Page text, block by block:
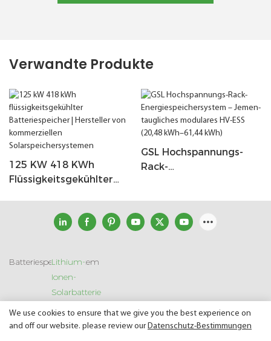
Verwandte Produkte
125 KW 418 KWh
Flüssigkeitsgekühlter
Kommerziellen
GSL Hochspannungs-
Rack-
Modulares HV-ESS
(20,48 KWh–61,44 KWh)
Batteriespeichersystem
Lithium-
Ionen-
Solarbatterie
Copyright © 2026 SHENZHEN GSL ENERGY TECH CO LTD |
We use cookies to ensure that we give you the best experience on
and off our website. please review ourDatenschutz-Bestimmungen